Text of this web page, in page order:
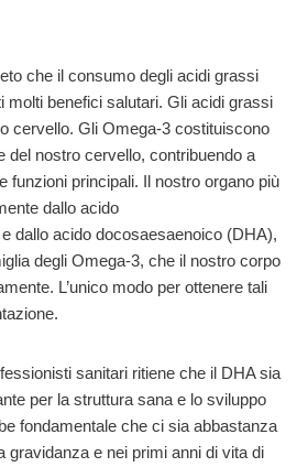
che il consumo degli acidi grassi
molti benefici salutari. Gli acidi grassi
cervello. Gli Omega-3 costituiscono
del nostro cervello, contribuendo a
funzioni principali. Il nostro organo più
dallo acido
dallo acido docosaesaenoico (DHA),
degli Omega-3, che il nostro corpo
L’unico modo per ottenere tali
sanitari ritiene che il DHA sia
per la struttura sana e lo sviluppo
fondamentale che ci sia abbastanza
gravidanza e nei primi anni di vita di